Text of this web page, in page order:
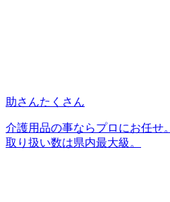
助さんたくさん
介護用品の事ならプロにお任せ。
取り扱い数は県内最大級。